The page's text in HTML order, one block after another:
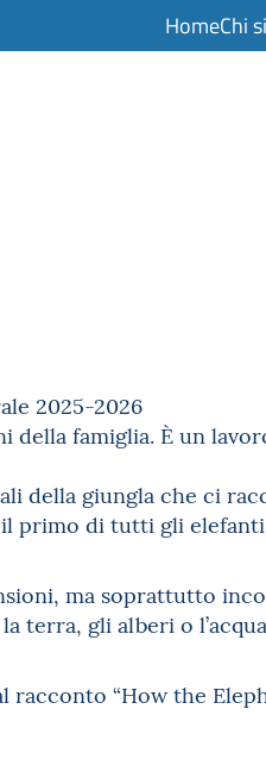
HomeChi
2025-2026
famiglia. È un
della giungla che ci
primo di tutti gli
ma soprattutto
terra, gli alberi o
“How the